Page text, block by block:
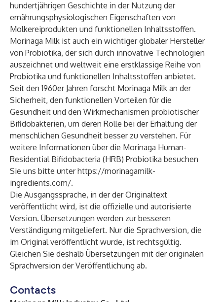
hundertjährigen Geschichte in der Nutzung der
ernährungsphysiologischen Eigenschaften von
Molkereiprodukten und funktionellen Inhaltsstoffen.
Morinaga Milk ist auch ein wichtiger globaler Hersteller
von Probiotika, der sich durch innovative Technologien
auszeichnet und weltweit eine erstklassige Reihe von
Probiotika und funktionellen Inhaltsstoffen anbietet.
Seit den 1960er Jahren forscht Morinaga Milk an der
Sicherheit, den funktionellen Vorteilen für die
Gesundheit und den Wirkmechanismen probiotischer
Bifidobakterien, um deren Rolle bei der Erhaltung der
menschlichen Gesundheit besser zu verstehen. Für
weitere Informationen über die Morinaga Human-
Residential Bifidobacteria (HRB) Probiotika besuchen
Sie uns bitte unterhttps://morinagamilk-
ingredients.com/.
Die Ausgangssprache, in der der Originaltext
veröffentlicht wird, ist die offizielle und autorisierte
Version. Übersetzungen werden zur besseren
Verständigung mitgeliefert. Nur die Sprachversion, die
im Original veröffentlicht wurde, ist rechtsgültig.
Gleichen Sie deshalb Übersetzungen mit der originalen
Sprachversion der Veröffentlichung ab.
Contacts